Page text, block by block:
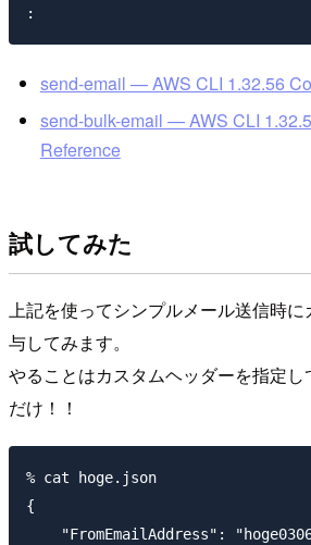
send-email — AWS CLI 1.32.56
send-bulk-email — AWS CLI
Reference
試してみた
上記を使ってシンプルメール送信時
与してみます。
やることはカスタムヘッダーを指定
だけ！！
% cat hoge.json
{
"FromEmailAddress":